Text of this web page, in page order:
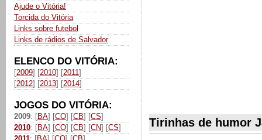
Ajude o Vitória!
Torcida do Vitória
Links sobre futebol
Links de rádios de Salvador
ELENCO DO VITÓRIA:
[2009] [2010] [2011]
[2012] [2013] [2014]
JOGOS DO VITÓRIA:
2009: [BA] [CO] [CB] [CS]
2010: [BA] [CO] [CB] [CN] [CS]
Tirinhas de humor